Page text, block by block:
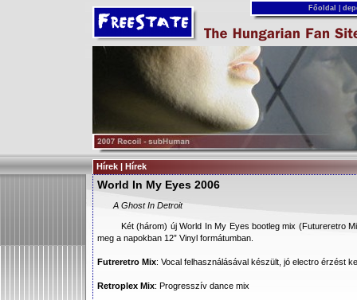
Főoldal
Hírek | Hírek
World In My Eyes 2006
A Ghost In Detroit
Két (három) új World In My Eyes bootleg mix (Futureretro
meg a napokban 12” Vinyl formátumban.
Futreretro Mix: Vocal felhasználásával készült, jó electro érzést
Retroplex Mix: Progresszív dance mix